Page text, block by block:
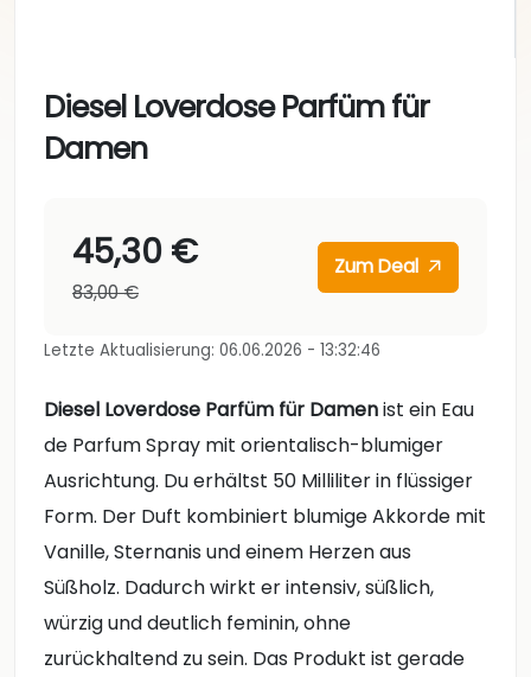
Diesel Loverdose Parfüm für
Damen
45,30 €
83,00 €
Zum Deal
Letzte Aktualisierung: 06.06.2026 - 13:32:46
Diesel Loverdose Parfüm für Damenist ein Eau
de Parfum Spray mit orientalisch-blumiger
Ausrichtung. Du erhältst 50 Milliliter in flüssiger
Form. Der Duft kombiniert blumige Akkorde mit
Vanille, Sternanis und einem Herzen aus
Süßholz. Dadurch wirkt er intensiv, süßlich,
würzig und deutlich feminin, ohne
zurückhaltend zu sein. Das Produkt ist gerade